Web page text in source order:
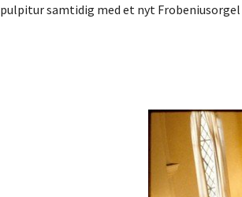
pulpitur samtidig med et nyt